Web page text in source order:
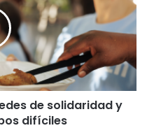
de solidaridad y
difíciles